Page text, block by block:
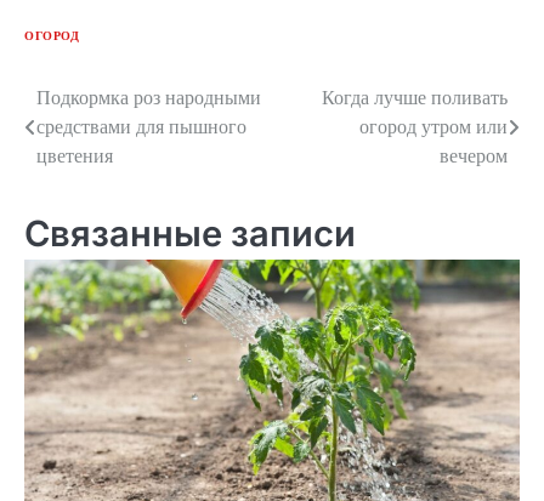
ОГОРОД
Навигация
по
Подкормка роз народными
средствами для пышного
цветения
Когда лучше поливать
огород утром или
вечером
Связанные записи